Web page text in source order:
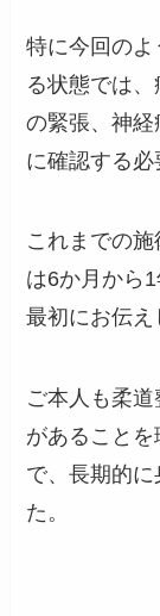
特に今回の
る状態では
の緊張、神
に確認する必
これまでの
は6か月から
最初にお伝え
ご本人も柔
があることを
で、長期的
た。